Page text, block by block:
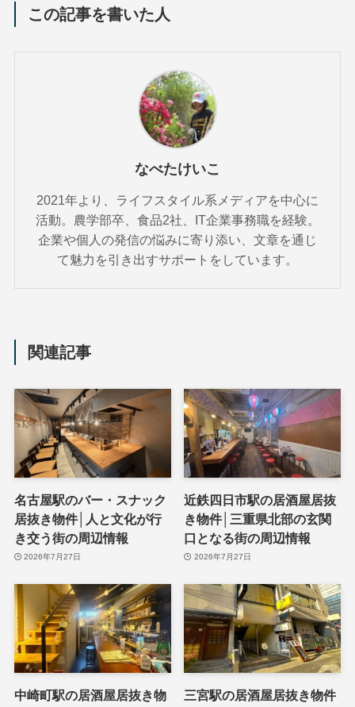
この記事を書いた人
なべたけいこ
2021年より、ライフスタイル系メディアを中心に
活動。農学部卒、食品2社、IT企業事務職を経験。
企業や個人の発信の悩みに寄り添い、文章を通じ
て魅力を引き出すサポートをしています。
関連記事
名古屋駅のバー・スナック
居抜き物件│人と文化が行
き交う街の周辺情報
2026年7月27日
近鉄四日市駅の居酒屋居抜
き物件│三重県北部の玄関
口となる街の周辺情報
2026年7月27日
中崎町駅の居酒屋居抜き物
三宮駅の居酒屋居抜き物件